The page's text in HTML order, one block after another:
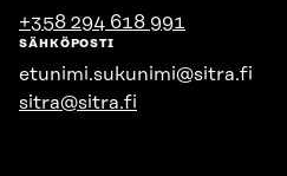
+358 294 618 991
SÄHKÖPOSTI
etunimi.sukunimi@sitra.fi
sitra@sitra.fi